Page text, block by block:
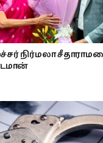
நிர்மலா